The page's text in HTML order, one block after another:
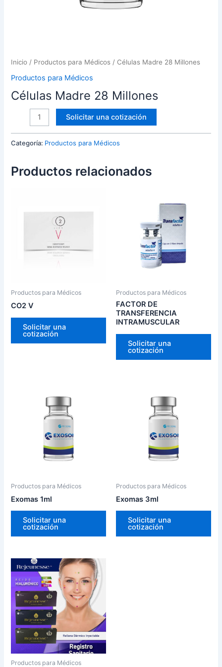
Inicio / Productos para Médicos / Células Madre 28 Millones
Productos para Médicos
Células Madre 28 Millones
Solicitar una cotización
Categoría: Productos para Médicos
Productos relacionados
Productos para Médicos
CO2 V
Solicitar una
cotización
Productos para Médicos
FACTOR DE
TRANSFERENCIA
INTRAMUSCULAR
Solicitar una
cotización
Productos para Médicos
Exomas 1ml
Solicitar una
cotización
Productos para Médicos
Exomas 3ml
Solicitar una
cotización
Productos para Médicos